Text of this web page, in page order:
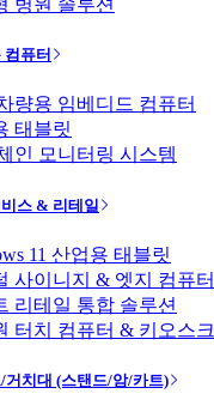
병원 솔루션
퓨터
량용 임베디드 컴퓨터
태블릿
인 모니터링 시스템
스 & 리테일
11 산업용 태블릿
사이니지 & 엣지 컴퓨터
리테일 통합 솔루션
터치 컴퓨터 & 키오스크
거치대 (스탠드/암/카트)